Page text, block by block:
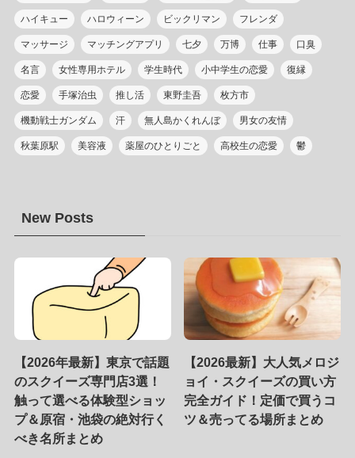
ハイキュー ハロウィーン ビックリマン フレンダ
マッサージ マッチングアプリ 七夕 万博 仕事 口臭
名言 女性専用ホテル 学生時代 小中学生の恋愛 復縁
恋愛 手塚治虫 推し活 東野圭吾 枚方市
機動戦士ガンダム 汗 無人島かくれんぼ 男女の友情
秋葉原駅 美容液 薬屋のひとりごと 高校生の恋愛 鬱
New Posts
【2026年最新】東京で話題
のスクイーズ専門店3選！
触って選べる体験型ショッ
プ＆原宿・池袋の絶対行く
べき名所まとめ
【2026最新】大人気メロジ
ョイ・スクイーズの買い方
完全ガイド！定価で買うコ
ツ＆売ってる場所まとめ